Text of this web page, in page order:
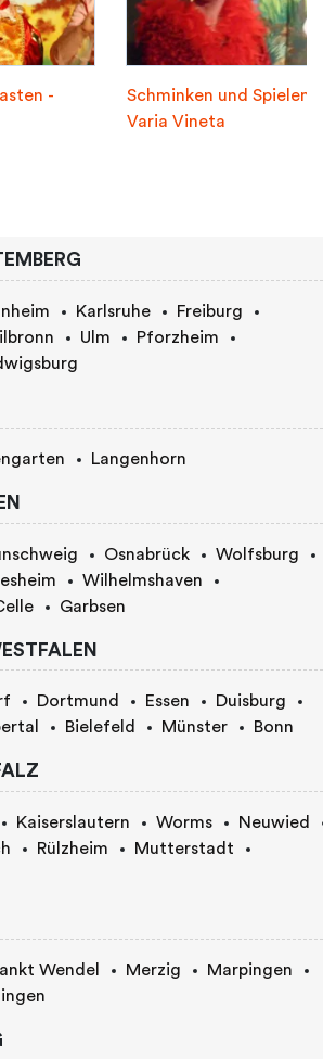
-
Schminken und Spielen -
Varia Vineta
Karlsruhe
Freiburg
Ulm
Pforzheim
Langenhorn
Osnabrück
Wolfsburg
Wilhelmshaven
Garbsen
Dortmund Essen
Duisburg
Bielefeld Münster Bonn
Kaiserslautern Worms
Neuwied
Rülzheim
Mutterstadt
Wendel Merzig
Marpingen